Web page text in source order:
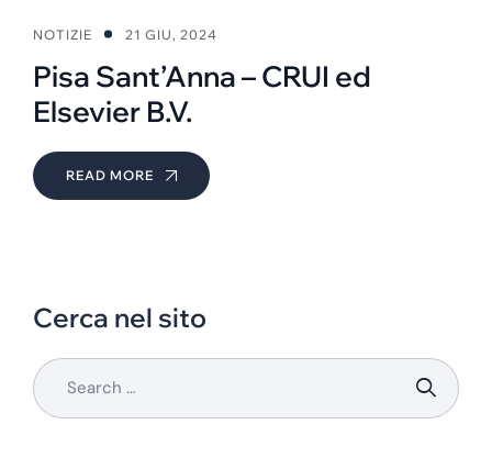
NOTIZIE 21 GIU, 2024
Pisa Sant’Anna – CRUI ed
Elsevier B.V.
READ MORE
Cerca nel sito